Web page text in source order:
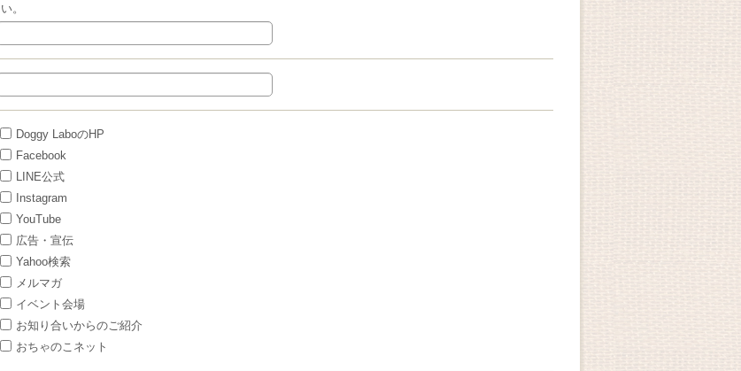
い。
Doggy LaboのHP
Facebook
LINE公式
Instagram
YouTube
広告・宣伝
Yahoo検索
メルマガ
イベント会場
お知り合いからのご紹介
おちゃのこネット